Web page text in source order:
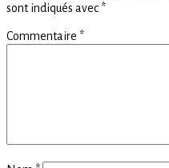
sont indiqués avec *
Commentaire *